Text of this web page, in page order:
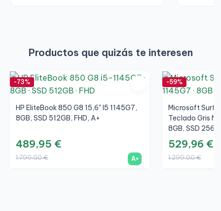
Productos que quizás te interesen
-73%
HP EliteBook 850 G8 15,6" I5 1145G7,
8GB, SSD 512GB, FHD, A+
489,95 €
1.799,00 € A+
-59%
Microsoft
Teclado Gris
8GB, SSD
529,96 €
1.299,00 €